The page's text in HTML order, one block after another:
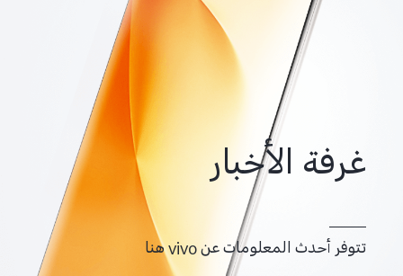
Egypt | حدد البلد/المنطقة
غرفة الأخبار
تتوفر أحدث المعلومات عن vivo هنا